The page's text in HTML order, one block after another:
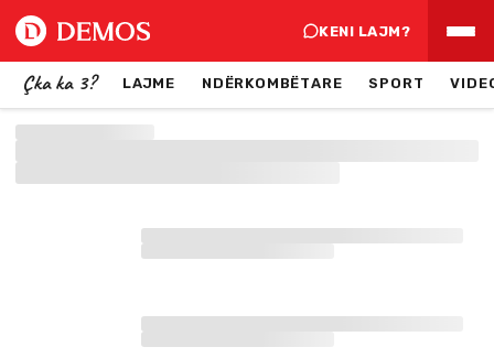
KENI LAJM?
Çka ka 3? LAJME NDËRKOMBËTARE SPORT